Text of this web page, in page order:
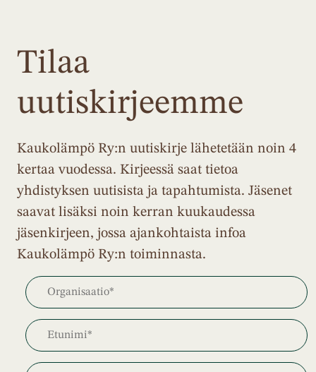
Tilaa
uutiskirjeemme
Kaukolämpö Ry:n uutiskirje lähetetään noin 4
kertaa vuodessa. Kirjeessä saat tietoa
yhdistyksen uutisista ja tapahtumista. Jäsenet
saavat lisäksi noin kerran kuukaudessa
jäsenkirjeen, jossa ajankohtaista infoa
Kaukolämpö Ry:n toiminnasta.